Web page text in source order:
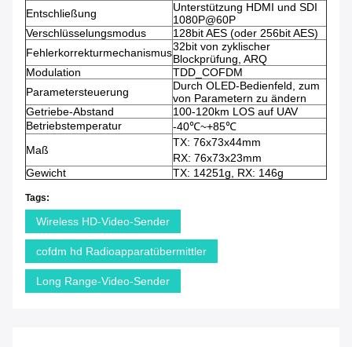
Entschließung
Unterstützung HDMI und SDI
1080P@60P
Verschlüsselungsmodus
128bit AES (oder 256bit AES)
Fehlerkorrekturmechanismus32bit von zyklischer
Blockprüfung, ARQ
Modulation
TDD_COFDM
Parametersteuerung
Durch OLED-Bedienfeld, zum
von Parametern zu ändern
Getriebe-Abstand
100-120km LOS auf UAV
Betriebstemperatur
-40℃~+85℃
Maß
TX: 76x73x44mm
RX: 76x73x23mm
Gewicht
TX: 14251g, RX: 146g
Tags:
Wireless HD-Video-Sender
cofdm hd Radioapparatübermittler
Long Range-Video-Sender